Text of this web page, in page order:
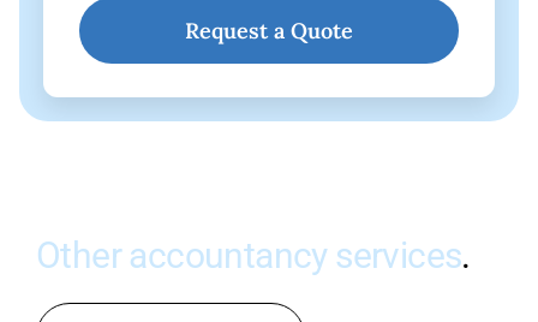
Request a Quote
Other accountancy services.